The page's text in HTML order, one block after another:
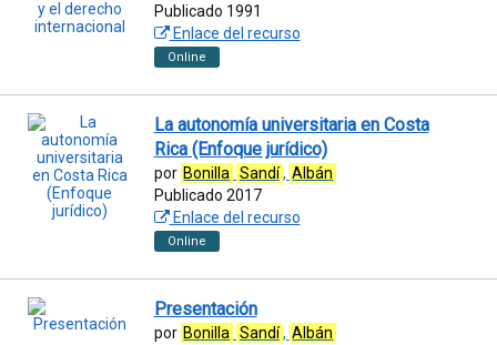
Publicado 1991
Enlace del recurso
Online
La autonomía universitaria en Costa
Rica (Enfoque jurídico)
por Bonilla Sandí, Albán
Publicado 2017
Enlace del recurso
Online
Presentación
por Bonilla Sandí, Albán